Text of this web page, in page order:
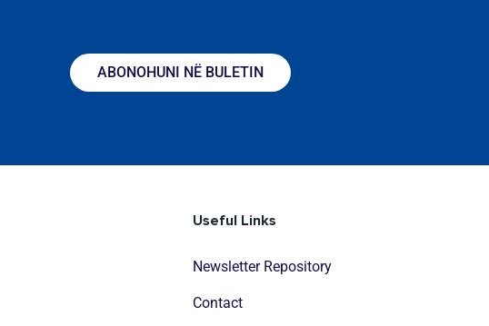
ABONOHUNI NË BULETIN
Useful Links
Newsletter Repository
Contact